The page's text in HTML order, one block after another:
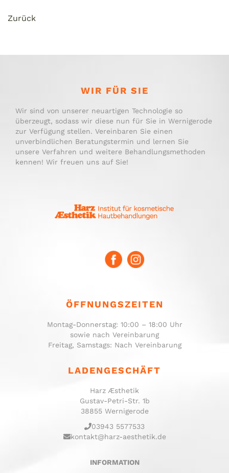
Zurück
WIR FÜR SIE
Wir sind von unserer neuartigen Technologie so
überzeugt, sodass wir diese nun für Sie in Wernigerode
zur Verfügung stellen. Vereinbaren Sie einen
unverbindlichen Beratungstermin und lernen Sie
unsere Verfahren und weitere Behandlungsmethoden
kennen! Wir freuen uns auf Sie!
ÖFFNUNGSZEITEN
Montag-Donnerstag: 10:00 – 18:00 Uhr
sowie nach Vereinbarung
Freitag, Samstags: Nach Vereinbarung
LADENGESCHÄFT
Harz Æsthetik
Gustav-Petri-Str. 1b
38855 Wernigerode
03943 5577533
kontakt@harz-aesthetik.de
INFORMATION